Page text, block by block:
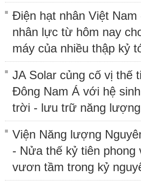
Điện hạt nhân Việt Nam
nhân lực từ hôm nay
máy của nhiều thập kỷ
JA Solar củng cố vị thế
Đông Nam Á với hệ
trời - lưu trữ năng
Viện Năng lượng
- Nửa thế kỷ tiên phong
vươn tầm trong kỷ